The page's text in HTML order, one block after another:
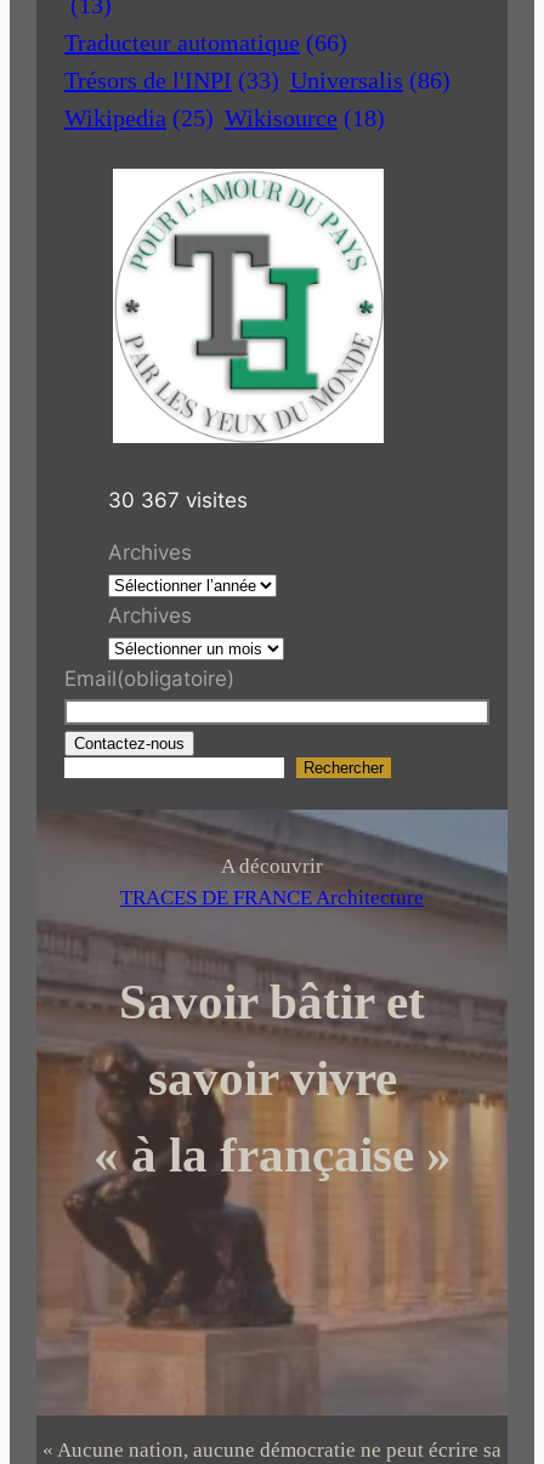
Traducteur automatique (66)
Trésors de l'INPI (33) Universalis (86)
Wikipedia (25) Wikisource (18)
30 367 visites
Archives
Archives
Email(obligatoire)
Contactez-nous
r
h
r
Rechercher
A découvrir
TRACES DE FRANCE Architecture
Savoir bâtir et
savoir vivre
« à la française »
« Aucune nation, aucune démocratie ne peut écrire sa